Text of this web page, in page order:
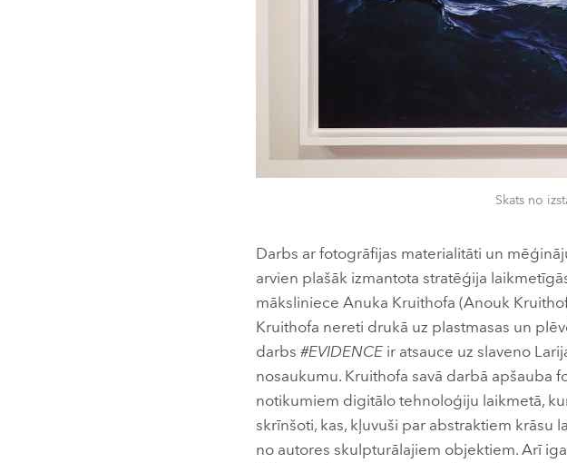
Skats no
Darbs ar fotogrāfijas materialitāti un
arvien plašāk izmantota stratēģija
māksliniece Anuka Kruithofa (Anouk
Kruithofa nereti drukā uz plastmasas un
darbs #EVIDENCE ir atsauce uz slaveno
nosaukumu. Kruithofa savā darbā
notikumiem digitālo tehnoloģiju laikmetā,
skrīnšoti, kas, kļuvuši par abstraktiem
no autores skulpturālajiem objektiem. Arī